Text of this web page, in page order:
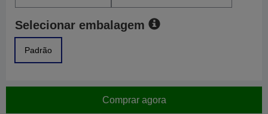
Selecionar embalagem
Padrão
Comprar agora